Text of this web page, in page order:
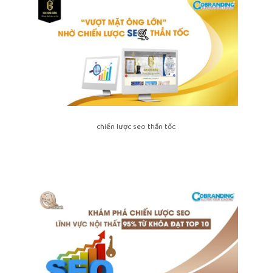
chiến lược seo thần tốc